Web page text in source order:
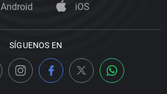
Android iOS
SÍGUENOS EN